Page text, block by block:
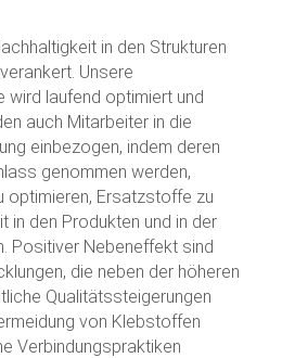
in den Strukturen
Unsere
laufend optimiert und
auch Mitarbeiter in die
einbezogen, indem deren
genommen werden,
optimieren, Ersatzstoffe zu
in den Produkten und in der
Positiver Nebeneffekt sind
die neben der höheren
Qualitätssteigerungen
von Klebstoffen
Verbindungspraktiken